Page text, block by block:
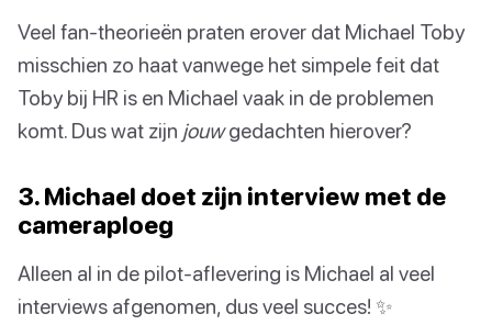
Veel fan-theorieën praten erover dat Michael Toby
misschien zo haat vanwege het simpele feit dat
Toby bij HR is en Michael vaak in de problemen
komt. Dus wat zijn jouwgedachten hierover?
3. Michael doet zijn interview met de
cameraploeg
Alleen al in de pilot-aflevering is Michael al veel
interviews afgenomen, dus veel succes! ✨